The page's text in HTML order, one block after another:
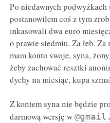
Po niedawnych podwyżkach
postanowiłem coś z tym
inkasowali dwa euro
o prawie siedmiu. Za łeb.
mam konto swoje, syna,
żeby zachować resztki
dychy na miesiąc, kupa
Z kontem syna nie będzie
darmową wersję w